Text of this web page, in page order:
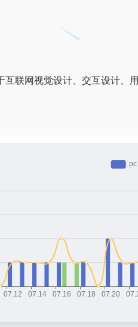
互联网视觉设计、交互设计、